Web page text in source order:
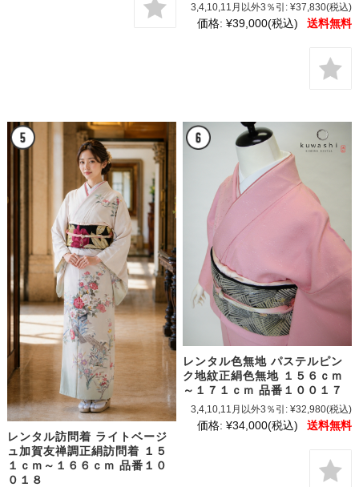
3,4,10,11月以外3％引: ¥37,830(税込)
価格: ¥39,000(税込) 送料無料
レンタル訪問着 ライトベージ
ュ加賀友禅調正絹訪問着 １５
１ｃｍ～１６６ｃｍ 品番１０
０１８
レンタル色無地 パステルピン
ク地紋正絹色無地 １５６ｃｍ
～１７１ｃｍ 品番１００１７
3,4,10,11月以外3％引: ¥32,980(税込)
価格: ¥34,000(税込) 送料無料